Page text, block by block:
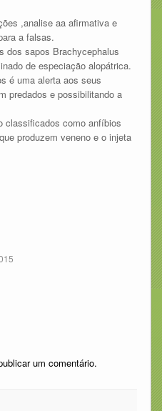
,analise aa afirmativa e
a falsas.
de especiação alopátrica.
possibilitando a
produzem veneno e o injeta
um comentário.